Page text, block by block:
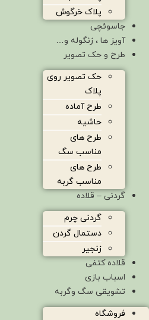
پلاک خرگوش
جاسوئچی
آویز ها ، زنگوله و…
طرح و حک تصویر
حک تصویر روی
پلاک
طرح آماده
حاشیه
طرح های
مناسب سگ
طرح های
مناسب گربه
گردنی – قلاده
گردنی چرم
دستمال گردن
زنجیر
قلاده کتفی
اسباب بازی
تشویقی سگ وگربه
فروشگاه